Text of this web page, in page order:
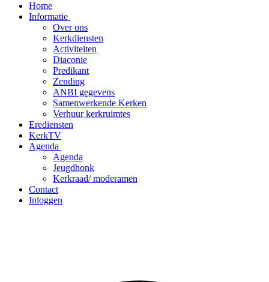
Home
Informatie
Over ons
Kerkdiensten
Activiteiten
Diaconie
Predikant
Zending
ANBI gegevens
Samenwerkende Kerken
Verhuur kerkruimtes
Erediensten
KerkTV
Agenda
Agenda
Jeugdhonk
Kerkraad/ moderamen
Contact
Inloggen